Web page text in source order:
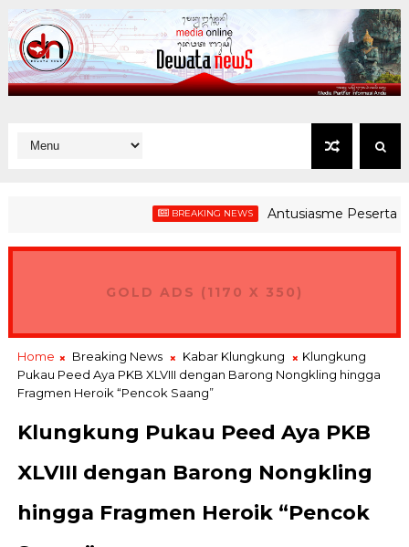
BREAKING NEWS Antusiasme Peserta Gerak
Warga Sri Mandala Dauhwaru Kelola Sampah Organik Secara
GOLD ADS (1170 X 350)
Home Breaking News Kabar Klungkung
Klungkung
Pukau Peed Aya PKB XLVIII dengan Barong Nongkling hingga
Fragmen Heroik “Pencok Saang”
Klungkung Pukau Peed Aya PKB
XLVIII dengan Barong Nongkling
hingga Fragmen Heroik “Pencok